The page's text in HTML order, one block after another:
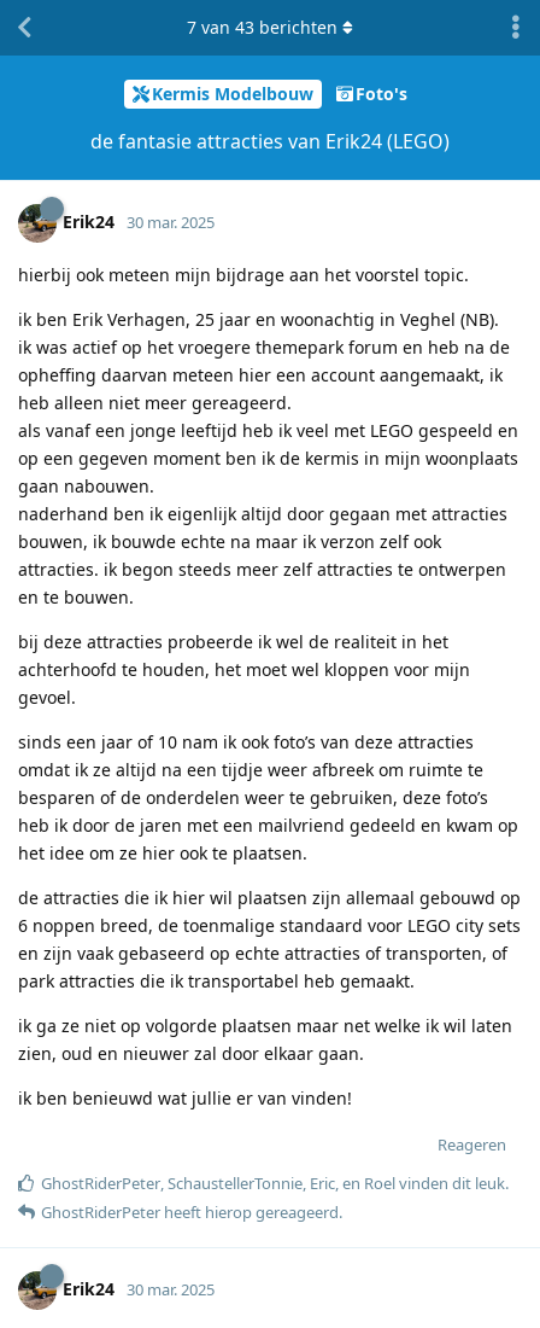
Kermis Modelbouw Foto's
de fantasie attracties van Erik24 (LEGO)
7 van 43 berichten
Erik24 30 mar. 2025
hierbij ook meteen mijn bijdrage aan het voorstel topic.
ik ben Erik Verhagen, 25 jaar en woonachtig in Veghel (NB).
ik was actief op het vroegere themepark forum en heb na de
opheffing daarvan meteen hier een account aangemaakt, ik
heb alleen niet meer gereageerd.
als vanaf een jonge leeftijd heb ik veel met LEGO gespeeld en
op een gegeven moment ben ik de kermis in mijn woonplaats
gaan nabouwen.
naderhand ben ik eigenlijk altijd door gegaan met attracties
bouwen, ik bouwde echte na maar ik verzon zelf ook
attracties. ik begon steeds meer zelf attracties te ontwerpen
en te bouwen.
bij deze attracties probeerde ik wel de realiteit in het
achterhoofd te houden, het moet wel kloppen voor mijn
gevoel.
sinds een jaar of 10 nam ik ook foto’s van deze attracties
omdat ik ze altijd na een tijdje weer afbreek om ruimte te
besparen of de onderdelen weer te gebruiken, deze foto’s
heb ik door de jaren met een mailvriend gedeeld en kwam op
het idee om ze hier ook te plaatsen.
de attracties die ik hier wil plaatsen zijn allemaal gebouwd op
6 noppen breed, de toenmalige standaard voor LEGO city sets
en zijn vaak gebaseerd op echte attracties of transporten, of
park attracties die ik transportabel heb gemaakt.
ik ga ze niet op volgorde plaatsen maar net welke ik wil laten
zien, oud en nieuwer zal door elkaar gaan.
ik ben benieuwd wat jullie er van vinden!
Reageren
GhostRiderPeter,SchaustellerTonnie, Eric, en Roelvinden dit leuk.
GhostRiderPeter heeft hierop gereageerd.
Erik24 30 mar. 2025